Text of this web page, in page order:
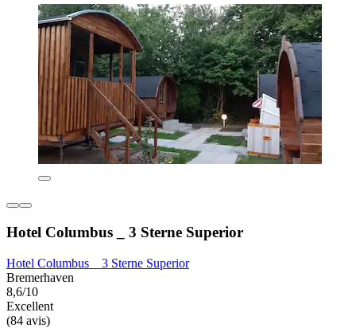
Hotel Columbus _ 3 Sterne Superior
Hotel Columbus _ 3 Sterne Superior
Bremerhaven
8,6/10
Excellent
(84 avis)